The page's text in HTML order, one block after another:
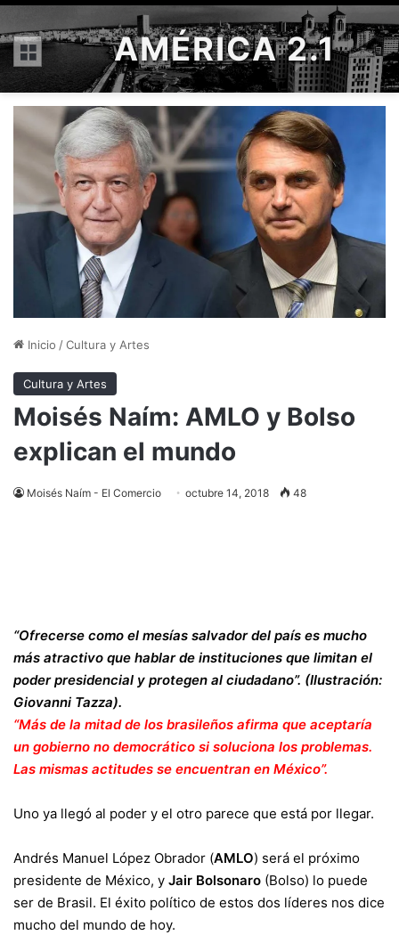
Menú AMÉRICA 2.1
Inicio /Cultura y Artes
Cultura y Artes
Moisés Naím: AMLO y Bolso
explican el mundo
Moisés Naím - El Comercio octubre 14, 2018 48
“Ofrecerse como el mesías salvador del país es mucho
más atractivo que hablar de instituciones que limitan el
poder presidencial y protegen al ciudadano”. (Ilustración:
Giovanni Tazza).
“Más de la mitad de los brasileños afirma que aceptaría
un gobierno no democrático si soluciona los problemas.
Las mismas actitudes se encuentran en México”.
Uno ya llegó al poder y el otro parece que está por llegar.
Andrés Manuel López Obrador (AMLO) será el próximo
presidente de México, y Jair Bolsonaro (Bolso) lo puede
ser de Brasil. El éxito político de estos dos líderes nos dice
mucho del mundo de hoy.